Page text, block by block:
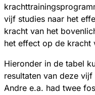
vijf studies naar het
kracht van het
het effect op de kracht
Hieronder in de tabel
resultaten van deze
Andre e.a. had twee